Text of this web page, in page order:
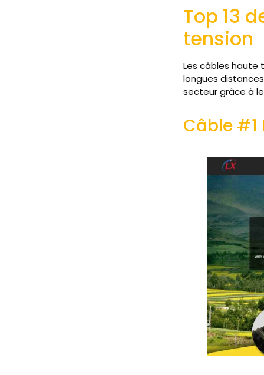
Top 13
tension
Les câbles haute
longues
secteur grâce à
Câble #1